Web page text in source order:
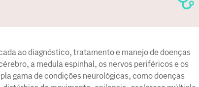
ao diagnóstico, tratamento e manejo de doenças
a medula espinhal, os nervos periféricos e os
gama de condições neurológicas, como doenças